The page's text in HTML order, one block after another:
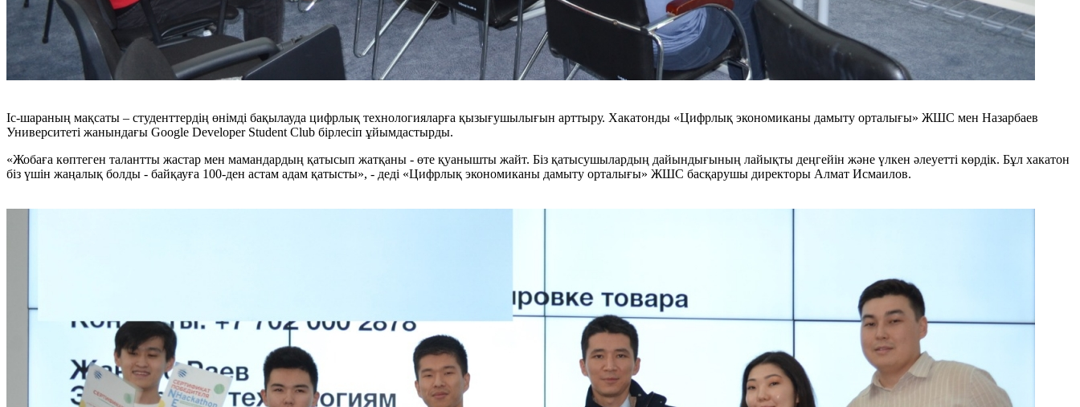
Іс-шараның мақсаты – студенттердің өнімді бақылауда цифрлық технологияларға қызығушылығын арттыру. Хакатонды «Цифрлық экономиканы дамыту орталығы» ЖШС мен Назарбаев
Университеті жанындағы Google Developer Student Club бірлесіп ұйымдастырды.
«Жобаға көптеген талантты жастар мен мамандардың қатысып жатқаны - өте қуанышты жайт. Біз қатысушылардың дайындығының лайықты деңгейін және үлкен әлеуетті көрдік. Бұл хакатон
біз үшін жаңалық болды - байқауға 100-ден астам адам қатысты», - деді «Цифрлық экономиканы дамыту орталығы» ЖШС басқарушы директоры Алмат Исмаилов.